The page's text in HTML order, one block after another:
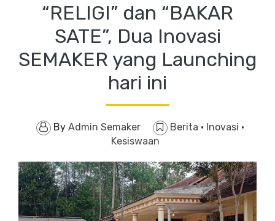
“RELIGI” dan “BAKAR
SATE”, Dua Inovasi
SEMAKER yang Launching
hari ini
By Admin Semaker Berita · Inovasi ·
Kesiswaan